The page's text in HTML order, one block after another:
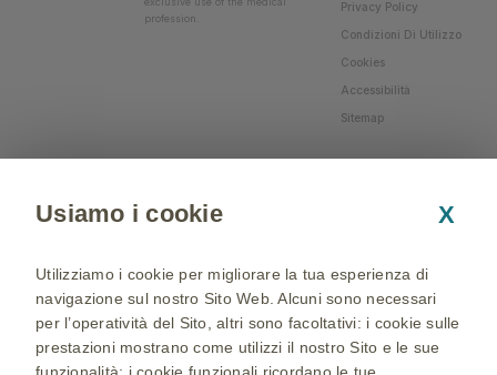
profession.
Privacy Policy
Condizioni Di Utilizzo
Cookies
Accessibilità
Sitemap
Usiamo i cookie X
Utilizziamo i cookie per migliorare la tua esperienza di
navigazione sul nostro Sito Web. Alcuni sono necessari
per l’operatività del Sito, altri sono facoltativi: i cookie sulle
prestazioni mostrano come utilizzi il nostro Sito e le sue